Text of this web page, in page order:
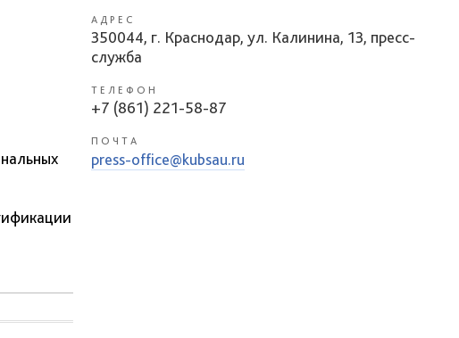
АДРЕС
350044, г. Краснодар, ул. Калинина, 13, пресс-
служба
ТЕЛЕФОН
+7 (861) 221-58-87
ПОЧТА
press-office@kubsau.ru